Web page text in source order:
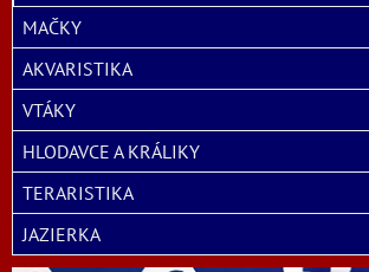
MAČKY
AKVARISTIKA
VTÁKY
HLODAVCE A KRÁLIKY
TERARISTIKA
JAZIERKA